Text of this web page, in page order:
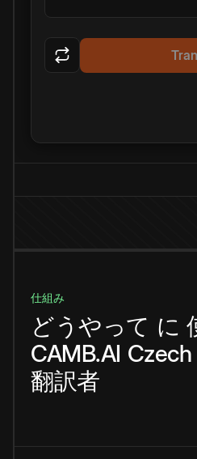
仕組み
どうやって に
CAMB.AI Czech
翻訳者